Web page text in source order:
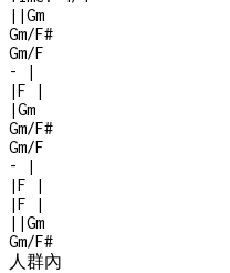
| |Gm
Gm/F#
Gm/F
-
|
|F
|
|Gm
Gm/F#
Gm/F
-
|
|F
|
|F
|
| |Gm
Gm/F#
人群內